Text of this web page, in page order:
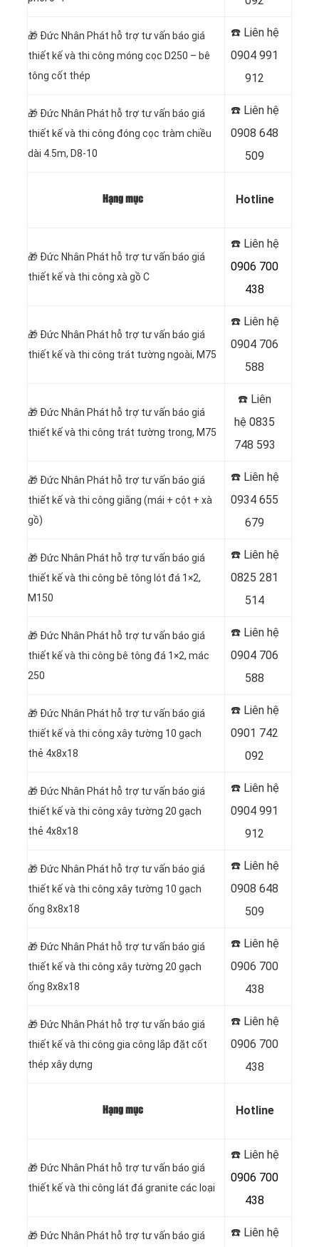
🎁 Đức Nhân Phát hỗ trợ tư vấn báo giá
thiết kế và thi công móng cọc D250 – bê
tông cốt thép
☎️ Liên hệ
0904 991
912
🎁 Đức Nhân Phát hỗ trợ tư vấn báo giá
thiết kế và thi công đóng cọc tràm chiều
dài 4.5m, D8-10
☎️ Liên hệ
0908 648
509
Hạng mục Hotline
🎁 Đức Nhân Phát hỗ trợ tư vấn báo giá
thiết kế và thi công xà gồ C
☎️ Liên hệ
0906 700
438
🎁 Đức Nhân Phát hỗ trợ tư vấn báo giá
thiết kế và thi công trát tường ngoài, M75
☎️ Liên hệ
0904 706
588
🎁 Đức Nhân Phát hỗ trợ tư vấn báo giá
thiết kế và thi công trát tường trong, M75
☎️ Liên
hệ 0835
748 593
🎁 Đức Nhân Phát hỗ trợ tư vấn báo giá
thiết kế và thi công giằng (mái + cột + xà
gồ)
☎️ Liên hệ
0934 655
679
🎁 Đức Nhân Phát hỗ trợ tư vấn báo giá
thiết kế và thi công bê tông lót đá 1×2,
M150
☎️ Liên hệ
0825 281
514
🎁 Đức Nhân Phát hỗ trợ tư vấn báo giá
thiết kế và thi công bê tông đá 1×2, mác
250
☎️ Liên hệ
0904 706
588
🎁 Đức Nhân Phát hỗ trợ tư vấn báo giá
thiết kế và thi công xây tường 10 gạch
thẻ 4x8x18
☎️ Liên hệ
0901 742
092
🎁 Đức Nhân Phát hỗ trợ tư vấn báo giá
thiết kế và thi công xây tường 20 gạch
thẻ 4x8x18
☎️ Liên hệ
0904 991
912
🎁 Đức Nhân Phát hỗ trợ tư vấn báo giá
thiết kế và thi công xây tường 10 gạch
ống 8x8x18
☎️ Liên hệ
0908 648
509
🎁 Đức Nhân Phát hỗ trợ tư vấn báo giá
thiết kế và thi công xây tường 20 gạch
ống 8x8x18
☎️ Liên hệ
0906 700
438
🎁 Đức Nhân Phát hỗ trợ tư vấn báo giá
thiết kế và thi công gia công lắp đặt cốt
thép xây dựng
☎️ Liên hệ
0906 700
438
Hạng mục Hotline
🎁 Đức Nhân Phát hỗ trợ tư vấn báo giá
thiết kế và thi công lát đá granite các loại
☎️ Liên hệ
0906 700
438
🎁 Đức Nhân Phát hỗ trợ tư vấn báo giá
☎️ Liên hệ